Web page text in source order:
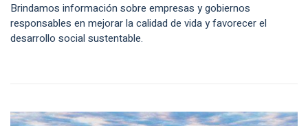
Brindamos información sobre empresas y gobiernos
responsables en mejorar la calidad de vida y favorecer el
desarrollo social sustentable.